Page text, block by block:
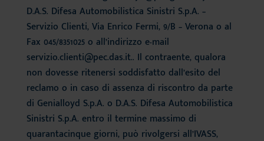
D.A.S. Difesa Automobilistica Sinistri S.p.A. –
Servizio Clienti, Via Enrico Fermi, 9/B – Verona o al
Fax 045/8351025 o all’indirizzo e-mail
servizio.clienti@pec.das.it.. Il contraente, qualora
non dovesse ritenersi soddisfatto dall’esito del
reclamo o in caso di assenza di riscontro da parte
di Genialloyd S.p.A. o D.A.S. Difesa Automobilistica
Sinistri S.p.A. entro il termine massimo di
quarantacinque giorni, può rivolgersi all’IVASS,